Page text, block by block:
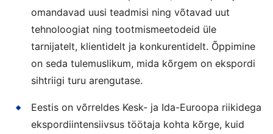
omandavad uusi teadmisi ning võtavad uut
tehnoloogiat ning tootmismeetodeid üle
tarnijatelt, klientidelt ja konkurentidelt. Õppimine
on seda tulemuslikum, mida kõrgem on ekspordi
sihtriigi turu arengutase.
Eestis on võrreldes Kesk- ja Ida-Euroopa riikidega
ekspordiintensiivsus töötaja kohta kõrge, kuid